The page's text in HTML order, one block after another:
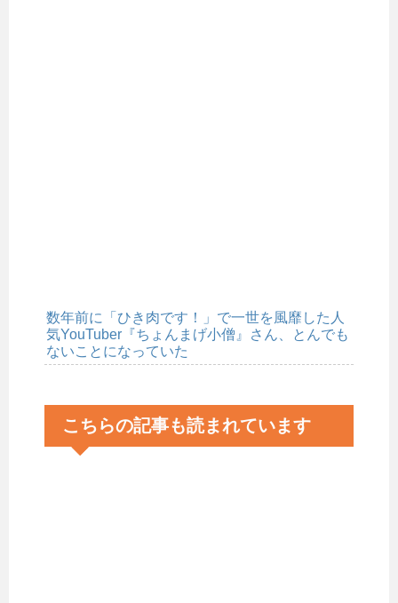
数年前に「ひき肉です！」で一世を風靡した人
気YouTuber『ちょんまげ小僧』さん、とんでも
ないことになっていた
こちらの記事も読まれています